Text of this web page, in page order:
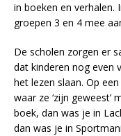
in boeken en verhalen.
groepen 3 en 4 mee
De scholen zorgen er
dat kinderen nog even
het lezen slaan. Op
waar ze ‘zijn geweest’
boek, dan was je in
dan was je in